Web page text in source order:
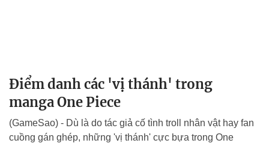
Điểm danh các 'vị thánh' trong
manga One Piece
(GameSao) - Dù là do tác giả cố tình troll nhân vật hay fan
cuồng gán ghép, những 'vị thánh' cực bựa trong One